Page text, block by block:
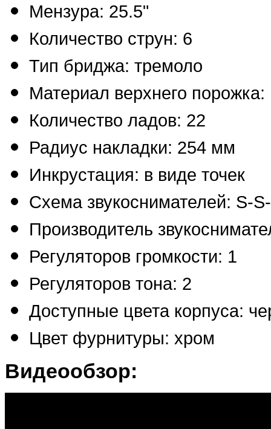
Мензура: 25.5"
Количество струн: 6
Тип бриджа: тремоло
Материал верхнего порожка:
Количество ладов: 22
Радиус накладки: 254 мм
Инкрустация: в виде точек
Схема звукоснимателей: S-
Производитель
Регуляторов громкости: 1
Регуляторов тона: 2
Доступные цвета корпуса:
Цвет фурнитуры: хром
Видеообзор: